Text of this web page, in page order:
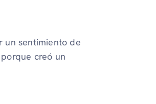
un sentimiento de
creó un